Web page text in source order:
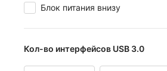
Блок питания внизу
Кол-во интерфейсов USB 3.0